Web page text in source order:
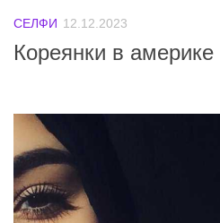
СЕЛФИ 12.12.2023
Кореянки в америке